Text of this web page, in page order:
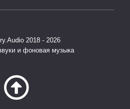
2018 - 2026
и фоновая музыка